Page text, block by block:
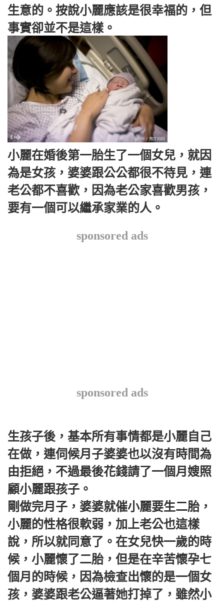
生意的。按說小麗應該是很幸福的，但
事實卻並不是這樣。
小麗在婚後第一胎生了一個女兒，就因
為是女孩，婆婆跟公公都很不待見，連
老公都不喜歡，因為老公家喜歡男孩，
要有一個可以繼承家業的人。
sponsored ads
sponsored ads
生孩子後，基本所有事情都是小麗自己
在做，連伺候月子婆婆也以沒有時間為
由拒絕，不過最後花錢請了一個月嫂照
顧小麗跟孩子。
剛做完月子，婆婆就催小麗要生二胎，
小麗的性格很軟弱，加上老公也這樣
說，所以就同意了。在女兒快一歲的時
候，小麗懷了二胎，但是在辛苦懷孕七
個月的時候，因為檢查出懷的是一個女
孩，婆婆跟老公逼著她打掉了，雖然小